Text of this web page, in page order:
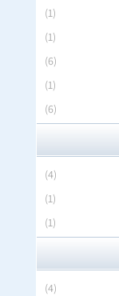
(
1
)
(
1
)
(
6
)
(
1
)
(
6
)
(
4
)
(
1
)
(
1
)
(
4
)